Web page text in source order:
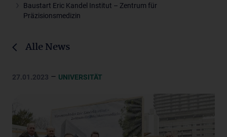
Baustart Eric Kandel Institut – Zentrum für
Präzisionsmedizin
Alle News
27.01.2023 – UNIVERSITÄT